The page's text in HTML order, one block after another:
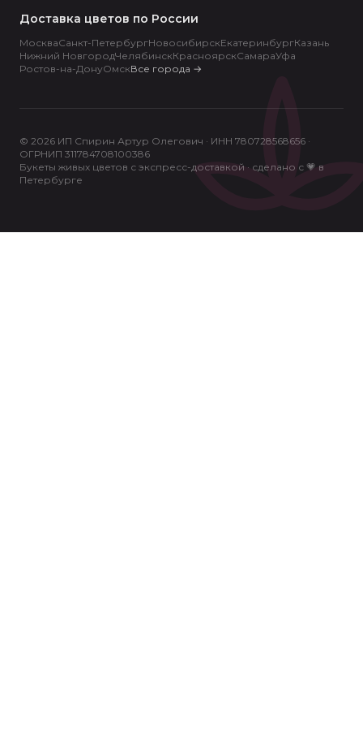
Доставка цветов по России
МоскваСанкт-ПетербургНовосибирскЕкатеринбургКазань
Нижний НовгородЧелябинскКрасноярскСамараУфа
Ростов-на-ДонуОмскВсе города →
© 2026 ИП Спирин Артур Олегович · ИНН 780728568656 ·
ОГРНИП 311784708100386
Букеты живых цветов с экспресс-доставкой · сделано с 💗 в
Петербурге